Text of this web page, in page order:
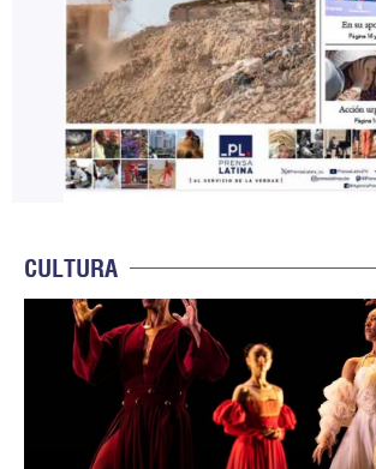
CULTURA